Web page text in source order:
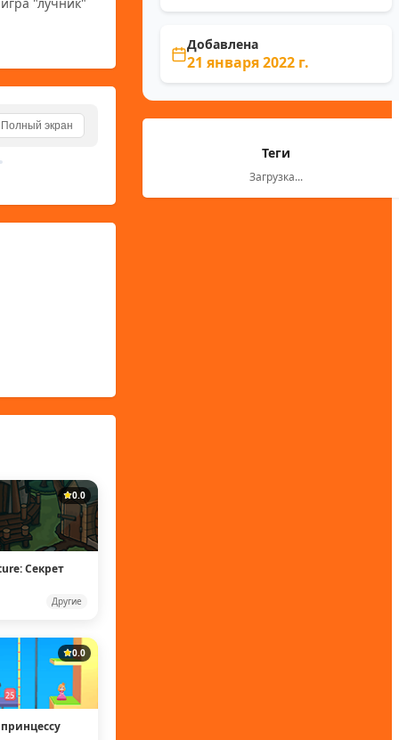
Полный экран
0.0
Секрет
Другие
0.0
Добавлена
21 января 2022 г.
Теги
Загрузка...